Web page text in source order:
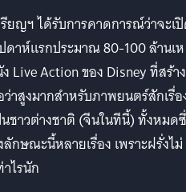
ยญฯ ได้รับการคาดการณ์ว่าจะเ
าห์แรกประมาณ 80-100 ล้านเห
Live Action ของ Disney ที่สร้าง
าสูงมากสำหรับภาพยนตร์สักเรื่
ชาวต่างชาติ (จีนในทีนี้) ทั้งหมด
กษณะนี้หลายเรื่อง เพราะฝรั่งไม่
ไรนัก